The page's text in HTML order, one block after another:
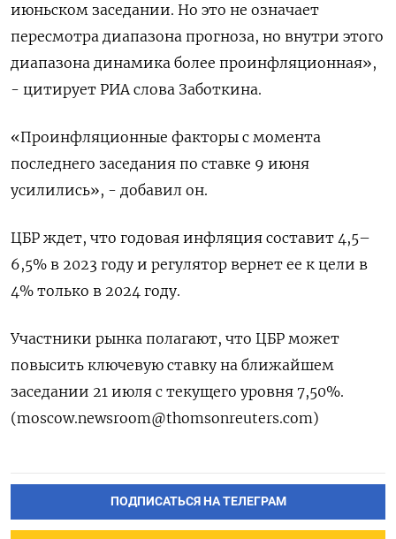
июньском заседании. Но это не означает
пересмотра диапазона прогноза, но внутри этого
диапазона динамика более проинфляционная»,
- цитирует РИА слова Заботкина.
«Проинфляционные факторы с момента
последнего заседания по ставке 9 июня
усилились», - добавил он.
ЦБР ждет, что годовая инфляция составит 4,5–
6,5% в 2023 году и регулятор вернет ее к цели в
4% только в 2024 году.
Участники рынка полагают, что ЦБР может
повысить ключевую ставку на ближайшем
заседании 21 июля с текущего уровня 7,50%.
(moscow.newsroom@thomsonreuters.com)
ПОДПИСАТЬСЯ НА ТЕЛЕГРАМ